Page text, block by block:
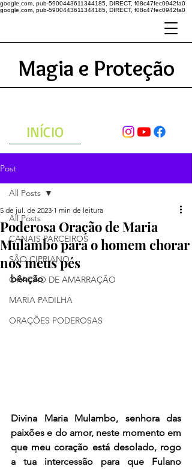
google.com, pub-5900443611344185, DIRECT, f08c47fec0942fa0
google.com, pub-5900443611344185, DIRECT, f08c47fec0942fa0
Magia e Proteção
INÍCIO
Post
All Posts
CANAIS PARCEIROS
SÃO CIPRIANO
ORAÇÃO DE AMARRAÇÃO
MARIA PADILHA
ORAÇÕES PODEROSAS
All Posts
Poderosa Oração de Maria
Mulambo para o homem chorar
nos meus pés
5 de jul. de 2023 1 min de leitura
bênção
Divina Maria Mulambo, senhora das
paixões e do amor, neste momento em
que meu coração está desolado, rogo
a tua intercessão para que Fulano